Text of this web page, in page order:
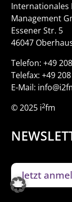
Internationales
Management
Essener Str. 5
46047
Telefon: +49
Telefax: +49
E-Mail:
© 2025 i2fm
Jetzt